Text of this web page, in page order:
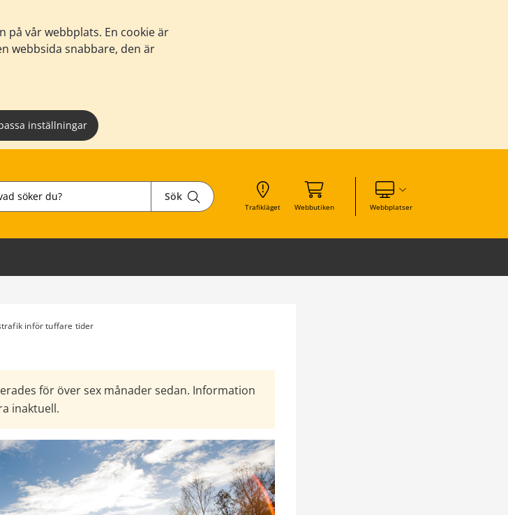
på vår webbplats. En cookie är
webbsida snabbare, den är
inställningar
Sök
Trafikläget Webbutiken WebbplatserVisa våra andra webbplatser
inför tuffare tider
för över sex månader sedan. Information
inaktuell.